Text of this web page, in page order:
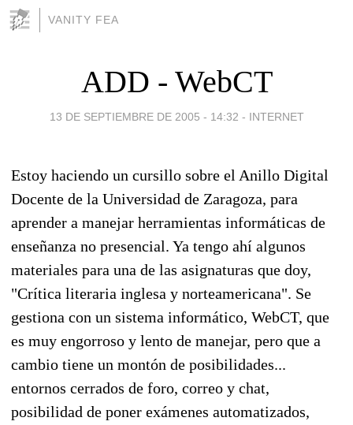
VANITY FEA
ADD - WebCT
13 DE SEPTIEMBRE DE 2005 - 14:32 - INTERNET
Estoy haciendo un cursillo sobre el Anillo Digital
Docente de la Universidad de Zaragoza, para
aprender a manejar herramientas informáticas de
enseñanza no presencial. Ya tengo ahí algunos
materiales para una de las asignaturas que doy,
"Crítica literaria inglesa y norteamericana". Se
gestiona con un sistema informático, WebCT, que
es muy engorroso y lento de manejar, pero que a
cambio tiene un montón de posibilidades...
entornos cerrados de foro, correo y chat,
posibilidad de poner exámenes automatizados,